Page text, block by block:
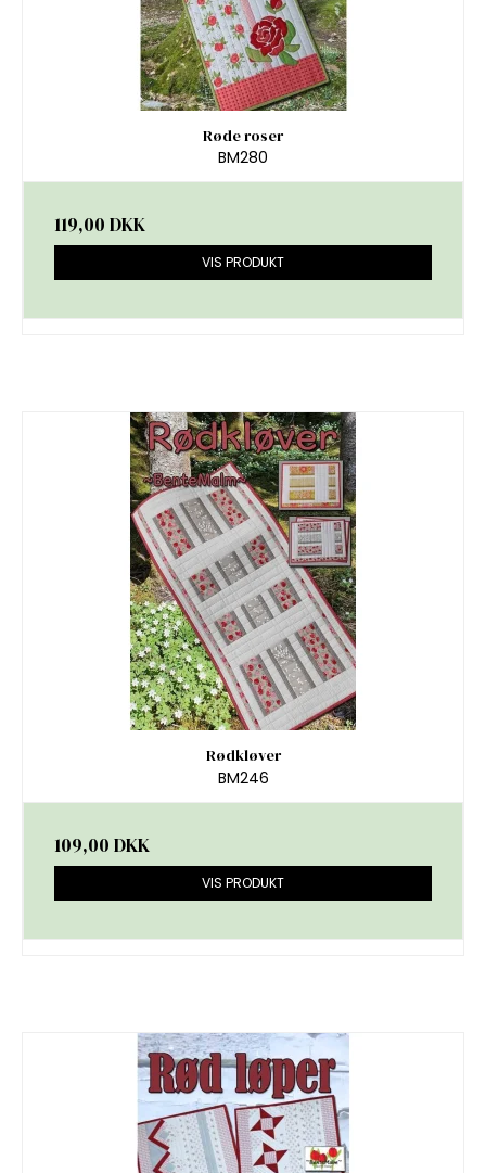
Røde roser
BM280
119,00 DKK
VIS PRODUKT
Rødkløver
BM246
109,00 DKK
VIS PRODUKT